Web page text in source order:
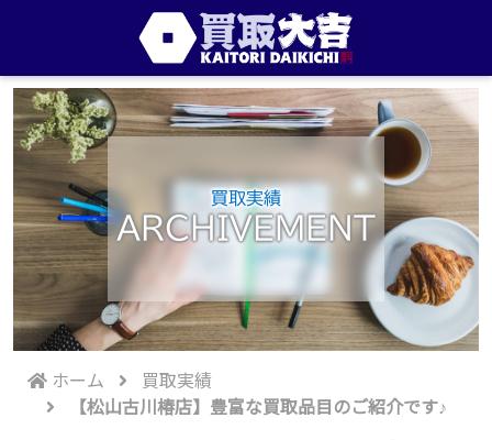
買取実績
ARCHIVEMENT
ホーム
買取実績
【松山古川椿店】豊富な買取品目のご紹介です♪